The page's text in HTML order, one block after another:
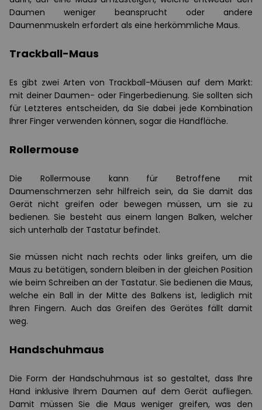
Daumen weniger beansprucht oder andere
Daumenmuskeln erfordert als eine herkömmliche Maus.
Trackball-Maus
Es gibt zwei Arten von Trackball-Mäusen auf dem Markt:
mit deiner Daumen- oder Fingerbedienung. Sie sollten sich
für Letzteres entscheiden, da Sie dabei jede Kombination
Ihrer Finger verwenden können, sogar die Handfläche.
Rollermouse
Die Rollermouse kann für Betroffene mit
Daumenschmerzen sehr hilfreich sein, da Sie damit das
Gerät nicht greifen oder bewegen müssen, um sie zu
bedienen. Sie besteht aus einem langen Balken, welcher
sich unterhalb der Tastatur befindet.
Sie müssen nicht nach rechts oder links greifen, um die
Maus zu betätigen, sondern bleiben in der gleichen Position
wie beim Schreiben an der Tastatur. Sie bedienen die Maus,
welche ein Ball in der Mitte des Balkens ist, lediglich mit
Ihren Fingern. Auch das Greifen des Gerätes fällt damit
weg.
Handschuhmaus
Die Form der Handschuhmaus ist so gestaltet, dass Ihre
Hand inklusive Ihrem Daumen auf dem Gerät aufliegen.
Damit müssen Sie die Maus weniger greifen, was den